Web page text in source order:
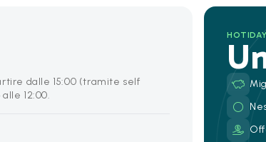
dalle 15:00 (tramite self
12:00.